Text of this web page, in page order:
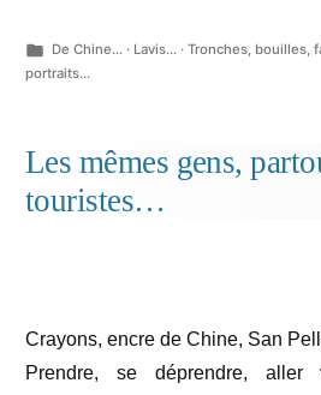
Publié
dans
De Chine...· Lavis...· Tronches, bouilles,
portraits...
Les mêmes gens,
touristes…
Crayons, encre de Chine, San
Prendre, se déprendre, aller